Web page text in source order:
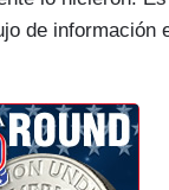
de información